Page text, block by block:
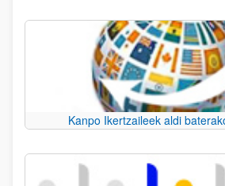
Kanpo Ikertzaileek aldi